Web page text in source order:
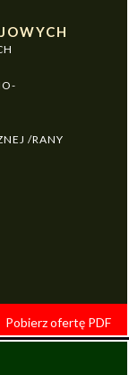
/RANY
Pobierz ofertę PDF